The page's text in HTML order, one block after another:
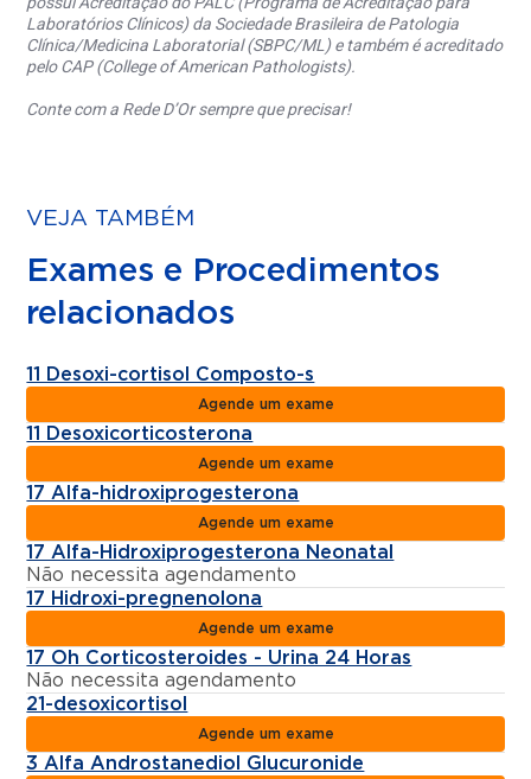
Laboratórios Clínicos) da Sociedade Brasileira de Patologia
Clínica/Medicina Laboratorial (SBPC/ML) e também é acreditado
pelo CAP (College of American Pathologists).
Conte com a Rede D’Or sempre que precisar!
VEJA TAMBÉM
Exames e Procedimentos
relacionados
11 Desoxi-cortisol Composto-s
Agende um exame
11 Desoxicorticosterona
Agende um exame
17 Alfa-hidroxiprogesterona
Agende um exame
17 Alfa-Hidroxiprogesterona Neonatal
Não necessita agendamento
17 Hidroxi-pregnenolona
Agende um exame
17 Oh Corticosteroides - Urina 24 Horas
Não necessita agendamento
21-desoxicortisol
Agende um exame
3 Alfa Androstanediol Glucuronide